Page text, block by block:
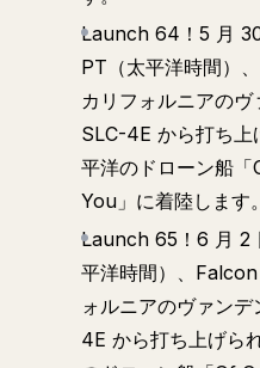
Launch 64！5 月
PT（太平洋時間）
カリフォルニアのヴ
SLC-4E から打ち上
平洋のドローン船
You」に着陸します。
Launch 65！6 月 2
平洋時間）、
ォルニアのヴァン
4E から打ち上げら